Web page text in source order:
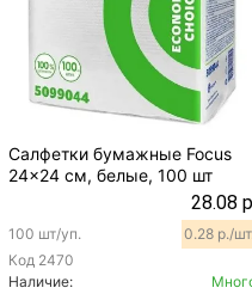
Салфетки бумажные Focus
24x24 см, белые, 100 шт
28.08
Код 2470
100 шт/уп. 0.28 р./шт.
Наличие: